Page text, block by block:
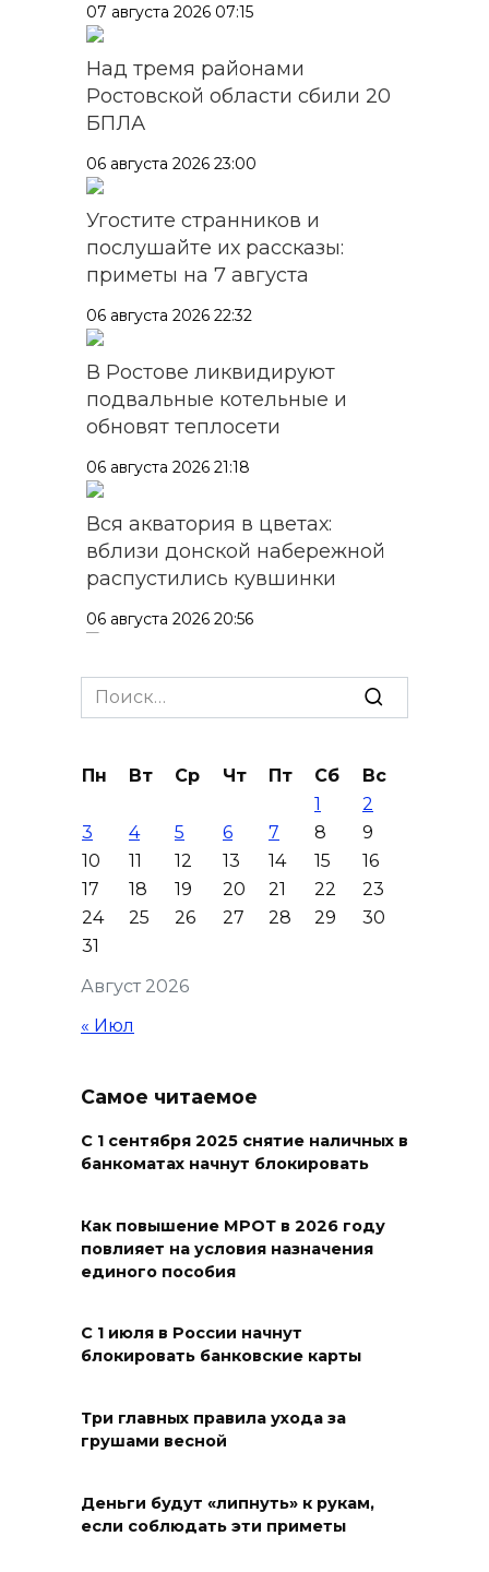
07 августа 2026 07:15
Над тремя районами
Ростовской области сбили 20
БПЛА
06 августа 2026 23:00
Угостите странников и
послушайте их рассказы:
приметы на 7 августа
06 августа 2026 22:32
В Ростове ликвидируют
подвальные котельные и
обновят теплосети
06 августа 2026 21:18
Вся акватория в цветах:
вблизи донской набережной
распустились кувшинки
06 августа 2026 20:56
Перспективы недвижимости
06 августа 2026 20:11
В Ворошиловском районе
аварийное отключение света
06 августа 2026 19:33
Шахбокс, падел и пилон: в
Ростовской области
зарегистрировали новые
Юрий Слюсарь поздравил
донских строителей с
профессиональным
06 августа 2026 18:35
кирпичей
Выставка «По городам и
06 августа 2026 18:29
Search
for:
Август 2026
Пн Вт Ср Чт Пт Сб
Вс
1
2
3
4 5 6 7 8
9
10
11 12 13 14 15
16
17
18 19 20 21 22
23
24
25 26 27 28 29
30
31
« Июл
Самое читаемое
С 1 сентября 2025 снятие наличных в
банкоматах начнут блокировать
Как повышение МРОТ в 2026 году
повлияет на условия назначения
единого пособия
С 1 июля в России начнут
блокировать банковские карты
Три главных правила ухода за
грушами весной
Деньги будут «липнуть» к рукам,
если соблюдать эти приметы